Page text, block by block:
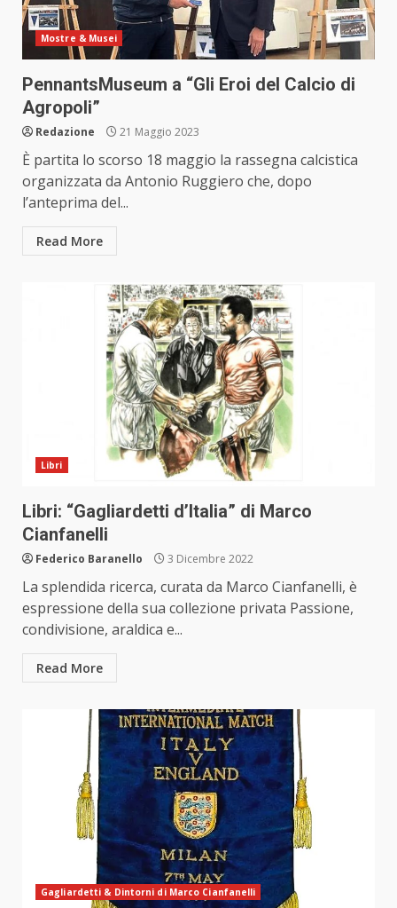
Mostre & Musei
PennantsMuseum a “Gli Eroi del Calcio di
Agropoli”
Redazione 21 Maggio 2023
È partita lo scorso 18 maggio la rassegna calcistica
organizzata da Antonio Ruggiero che, dopo
l’anteprima del...
Read More
Libri
Libri: “Gagliardetti d’Italia” di Marco
Cianfanelli
Federico Baranello 3 Dicembre 2022
La splendida ricerca, curata da Marco Cianfanelli, è
espressione della sua collezione privata Passione,
condivisione, araldica e...
Read More
Gagliardetti & Dintorni di Marco Cianfanelli